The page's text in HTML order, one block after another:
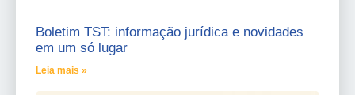
Boletim TST: informação jurídica e novidades
em um só lugar
Leia mais »